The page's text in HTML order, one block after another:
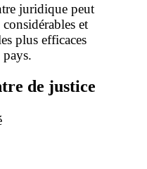
juridique peut
et
plus efficaces
de justice